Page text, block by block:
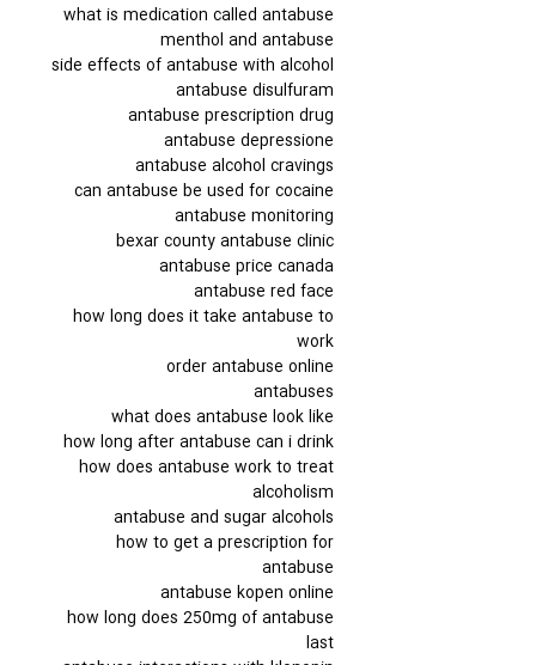
what is medication called antabuse
menthol and antabuse
side effects of antabuse with alcohol
antabuse disulfuram
antabuse prescription drug
antabuse depressione
antabuse alcohol cravings
can antabuse be used for cocaine
antabuse monitoring
bexar county antabuse clinic
antabuse price canada
antabuse red face
how long does it take antabuse to
work
order antabuse online
antabuses
what does antabuse look like
how long after antabuse can i drink
how does antabuse work to treat
alcoholism
antabuse and sugar alcohols
how to get a prescription for
antabuse
antabuse kopen online
how long does 250mg of antabuse
last